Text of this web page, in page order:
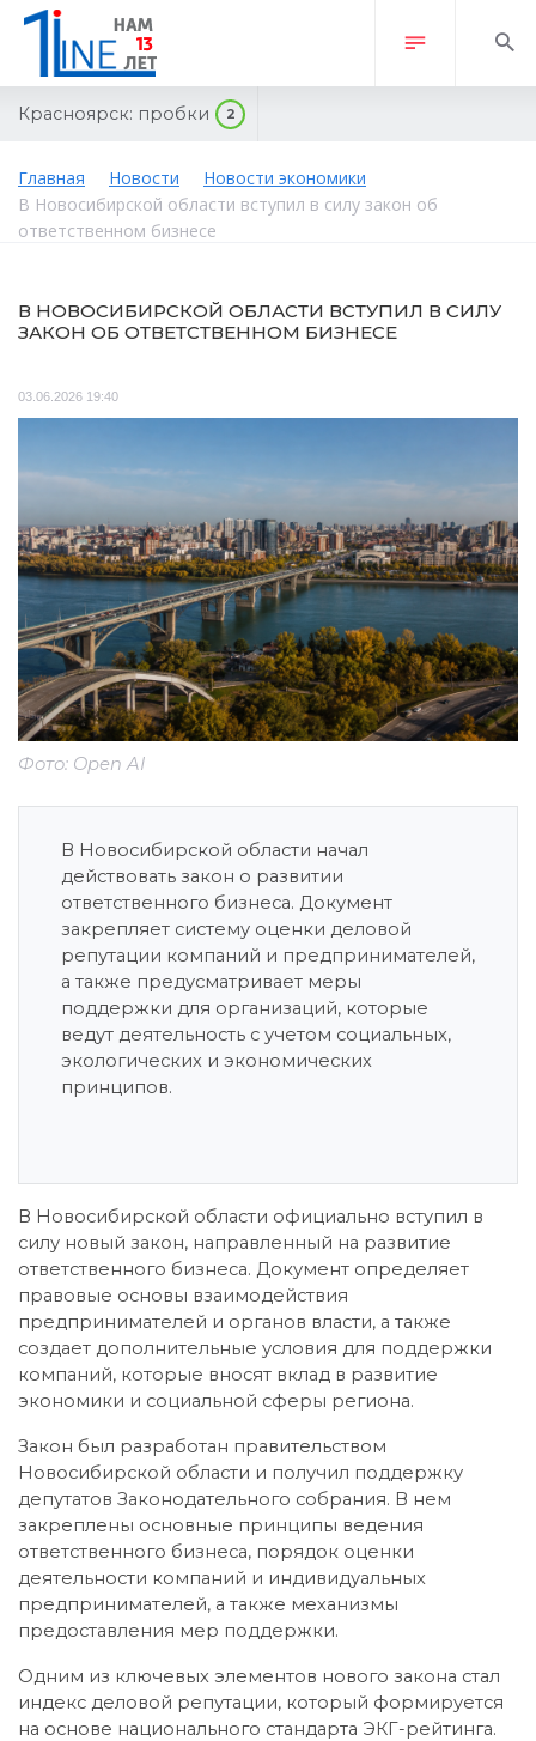
Красноярск: пробки 2
Главная Новости
Новости экономики
В Новосибирской области вступил в силу закон об
ответственном бизнесе
В НОВОСИБИРСКОЙ ОБЛАСТИ ВСТУПИЛ В СИЛУ
ЗАКОН ОБ ОТВЕТСТВЕННОМ БИЗНЕСЕ
03.06.2026 19:40
Фото: Open AI
В Новосибирской области начал
действовать закон о развитии
ответственного бизнеса. Документ
закрепляет систему оценки деловой
репутации компаний и предпринимателей,
а также предусматривает меры
поддержки для организаций, которые
ведут деятельность с учетом социальных,
экологических и экономических
принципов.
В Новосибирской области официально вступил в
силу новый закон, направленный на развитие
ответственного бизнеса. Документ определяет
правовые основы взаимодействия
предпринимателей и органов власти, а также
создает дополнительные условия для поддержки
компаний, которые вносят вклад в развитие
экономики и социальной сферы региона.
Закон был разработан правительством
Новосибирской области и получил поддержку
депутатов Законодательного собрания. В нем
закреплены основные принципы ведения
ответственного бизнеса, порядок оценки
деятельности компаний и индивидуальных
предпринимателей, а также механизмы
предоставления мер поддержки.
Одним из ключевых элементов нового закона стал
индекс деловой репутации, который формируется
на основе национального стандарта ЭКГ-рейтинга.